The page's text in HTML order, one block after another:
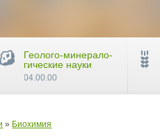
» Биохимия
Геолого-минерало-
гические науки
04.00.00